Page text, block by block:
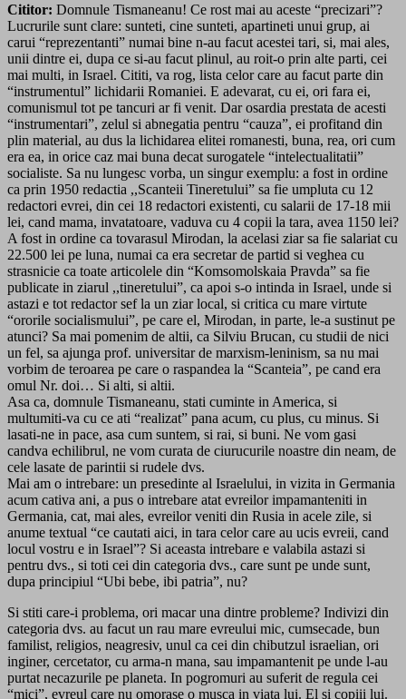
Cititor: Domnule Tismaneanu! Ce rost mai au aceste “precizari”?
Lucrurile sunt clare: sunteti, cine sunteti, apartineti unui grup, ai
carui “reprezentanti” numai bine n-au facut acestei tari, si, mai ales,
unii dintre ei, dupa ce si-au facut plinul, au roit-o prin alte parti, cei
mai multi, in Israel. Cititi, va rog, lista celor care au facut parte din
“instrumentul” lichidarii Romaniei. E adevarat, cu ei, ori fara ei,
comunismul tot pe tancuri ar fi venit. Dar osardia prestata de acesti
“instrumentari”, zelul si abnegatia pentru “cauza”, ei profitand din
plin material, au dus la lichidarea elitei romanesti, buna, rea, ori cum
era ea, in orice caz mai buna decat surogatele “intelectualitatii”
socialiste. Sa nu lungesc vorba, un singur exemplu: a fost in ordine
ca prin 1950 redactia ,,Scanteii Tineretului” sa fie umpluta cu 12
redactori evrei, din cei 18 redactori existenti, cu salarii de 17-18 mii
lei, cand mama, invatatoare, vaduva cu 4 copii la tara, avea 1150 lei?
A fost in ordine ca tovarasul Mirodan, la acelasi ziar sa fie salariat cu
22.500 lei pe luna, numai ca era secretar de partid si veghea cu
strasnicie ca toate articolele din “Komsomolskaia Pravda” sa fie
publicate in ziarul ,,tineretului”, ca apoi s-o intinda in Israel, unde si
astazi e tot redactor sef la un ziar local, si critica cu mare virtute
“ororile socialismului”, pe care el, Mirodan, in parte, le-a sustinut pe
atunci? Sa mai pomenim de altii, ca Silviu Brucan, cu studii de nici
un fel, sa ajunga prof. universitar de marxism-leninism, sa nu mai
vorbim de teroarea pe care o raspandea la “Scanteia”, pe cand era
omul Nr. doi… Si alti, si altii.
Asa ca, domnule Tismaneanu, stati cuminte in America, si
multumiti-va cu ce ati “realizat” pana acum, cu plus, cu minus. Si
lasati-ne in pace, asa cum suntem, si rai, si buni. Ne vom gasi
candva echilibrul, ne vom curata de ciurucurile noastre din neam, de
cele lasate de parintii si rudele dvs.
Mai am o intrebare: un presedinte al Israelului, in vizita in Germania
acum cativa ani, a pus o intrebare atat evreilor impamanteniti in
Germania, cat, mai ales, evreilor veniti din Rusia in acele zile, si
anume textual “ce cautati aici, in tara celor care au ucis evreii, cand
locul vostru e in Israel”? Si aceasta intrebare e valabila astazi si
pentru dvs., si toti cei din categoria dvs., care sunt pe unde sunt,
dupa principiul “Ubi bebe, ibi patria”, nu?
Si stiti care-i problema, ori macar una dintre probleme? Indivizi din
categoria dvs. au facut un rau mare evreului mic, cumsecade, bun
familist, religios, neagresiv, unul ca cei din chibutzul israelian, ori
inginer, cercetator, cu arma-n mana, sau impamantenit pe unde l-au
purtat necazurile pe planeta. In pogromuri au suferit de regula cei
“mici”, evreul care nu omorase o musca in viata lui. El si copiii lui.